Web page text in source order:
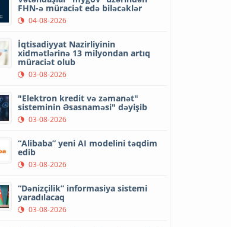
FHN-ə müraciət edə biləcəklər
04-08-2026
İqtisadiyyat Nazirliyinin
xidmətlərinə 13 milyondan artıq
müraciət olub
03-08-2026
"Elektron kredit və zəmanət"
sisteminin Əsasnaməsi" dəyişib
03-08-2026
“Alibaba” yeni AI modelini təqdim
edib
03-08-2026
“Dənizçilik” informasiya sistemi
yaradılacaq
03-08-2026